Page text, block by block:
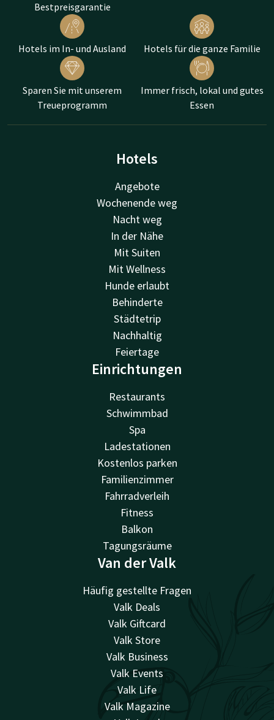
Bestpreisgarantie
Hotels im In- und Ausland Hotels für die ganze Familie
Sparen Sie mit unserem
Treueprogramm
Immer frisch, lokal und gutes
Essen
Hotels
Angebote
Wochenende weg
Nacht weg
In der Nähe
Mit Suiten
Mit Wellness
Hunde erlaubt
Behinderte
Städtetrip
Nachhaltig
Feiertage
Einrichtungen
Restaurants
Schwimmbad
Spa
Ladestationen
Kostenlos parken
Familienzimmer
Fahrradverleih
Fitness
Balkon
Tagungsräume
Van der Valk
Häufig gestellte Fragen
Valk Deals
Valk Giftcard
Valk Store
Valk Business
Valk Events
Valk Life
Valk Magazine